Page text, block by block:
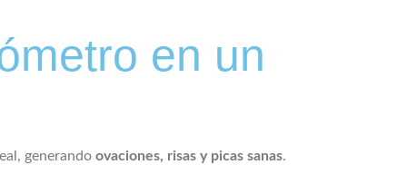
en un
generando ovaciones, risas y picas sanas.